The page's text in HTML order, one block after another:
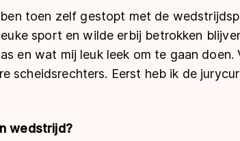
toen zelf gestopt met de
sport en wilde erbij betrokken
en wat mij leuk leek om te gaan doen.
scheidsrechters. Eerst heb ik de
wedstrijd?